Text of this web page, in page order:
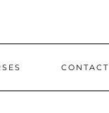
CONTACT